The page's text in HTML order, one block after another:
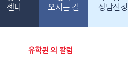
센터
오시는 길
상담신청
유학퀸 의 칼럼